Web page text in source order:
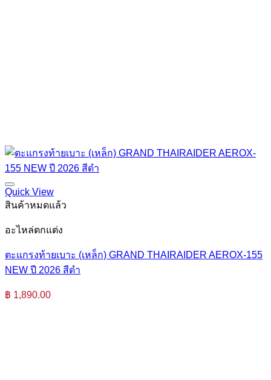
Quick View
สินค้าหมดแล้ว
อะไหล่ตกแต่ง
ตะแกรงท้ายเบาะ (เหล็ก) GRAND THAIRAIDER AEROX-155
NEW ปี 2026 สีดำ
฿ 1,890.00